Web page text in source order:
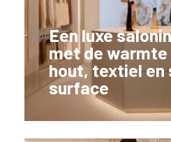
Een luxe
met de warmte
hout, textiel en
surface